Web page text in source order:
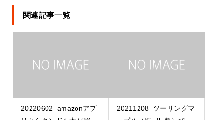
関連記事一覧
20220602_amazonアプ
20211208_ツーリングマ